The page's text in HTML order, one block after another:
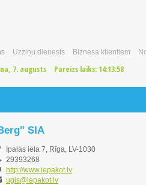
Uzziņu dienests Biznesa klientiem
7. augusts Pareizs laiks: 14:13:59
SIA
Ipalas iela 7, Rīga, LV-1030
29393268
http://www.iepakot.lv
ugis@iepakot.lv